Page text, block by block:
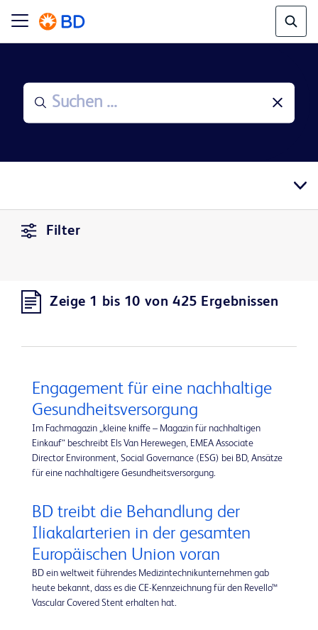
Filter
Zeige 1 bis 10 von 425 Ergebnissen
Engagement für eine nachhaltige
Gesundheitsversorgung
Im Fachmagazin „kleine kniffe – Magazin für nachhaltigen
Einkauf“ beschreibt Els Van Herewegen, EMEA Associate
Director Environment, Social Governance (ESG) bei BD, Ansätze
für eine nachhaltigere Gesundheitsversorgung.
BD treibt die Behandlung der
Iliakalarterien in der gesamten
Europäischen Union voran
BD ein weltweit führendes Medizintechnikunternehmen gab
heute bekannt, dass es die CE-Kennzeichnung für den Revello™
Vascular Covered Stent erhalten hat.